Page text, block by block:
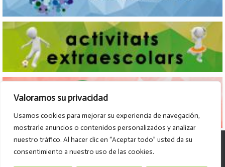
Valoramos su privacidad
Usamos cookies para mejorar su experiencia de navegación,
mostrarle anuncios o contenidos personalizados y analizar
nuestro tráfico. Al hacer clic en “Aceptar todo” usted da su
consentimiento a nuestro uso de las cookies.
© Col·legi Parroquial D. José Lluch - 2026